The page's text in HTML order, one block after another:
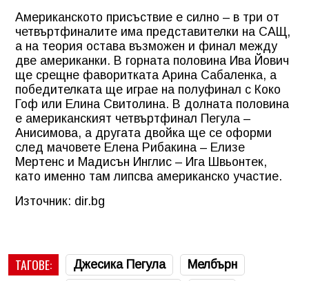
Американското присъствие е силно – в три от
четвъртфиналите има представителки на САЩ,
а на теория остава възможен и финал между
две американки. В горната половина Ива Йович
ще срещне фаворитката Арина Сабаленка, а
победителката ще играе на полуфинал с Коко
Гоф или Елина Свитолина. В долната половина
е американският четвъртфинал Пегула –
Анисимова, а другата двойка ще се оформи
след мачовете Елена Рибакина – Елизе
Мертенс и Мадисън Инглис – Ига Швьонтек,
като именно там липсва американско участие.
Източник: dir.bg
ТАГОВЕ: Джесика Пегула
Мелбърн